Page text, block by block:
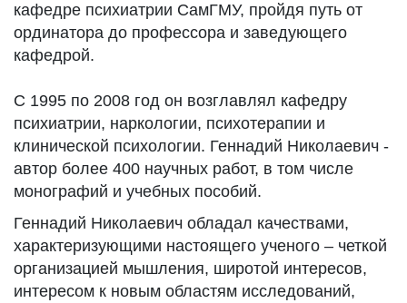
кафедре психиатрии СамГМУ, пройдя путь от
ординатора до профессора и заведующего
кафедрой.
С 1995 по 2008 год он возглавлял кафедру
психиатрии, наркологии, психотерапии и
клинической психологии. Геннадий Николаевич -
автор более 400 научных работ, в том числе
монографий и учебных пособий.
Геннадий Николаевич обладал качествами,
характеризующими настоящего ученого – четкой
организацией мышления, широтой интересов,
интересом к новым областям исследований,